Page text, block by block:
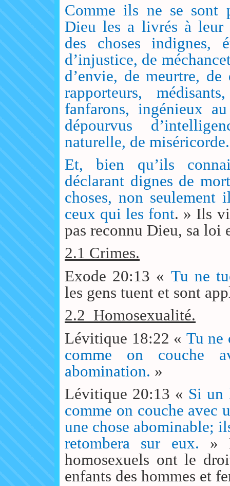
Comme ils ne se sont
Dieu les a livrés à leur
des choses indignes,
d’injustice, de
d’envie, de meurtre,
rapporteurs,
fanfarons, ingénieux
dépourvus
naturelle, de miséricorde.
Et, bien qu’ils
déclarant dignes de
choses, non
ceux qui les font. » Ils
pas reconnu Dieu, sa loi
2.1 Crimes.
Exode 20:13 « Tu ne
les gens tuent et sont
2.2 Homosexualité.
Lévitique 18:22 « Tu ne
comme on couche
abomination. »
Lévitique 20:13 « Si un
comme on couche avec
une chose abominable;
retombera sur eux. »
homosexuels ont le
enfants des hommes et